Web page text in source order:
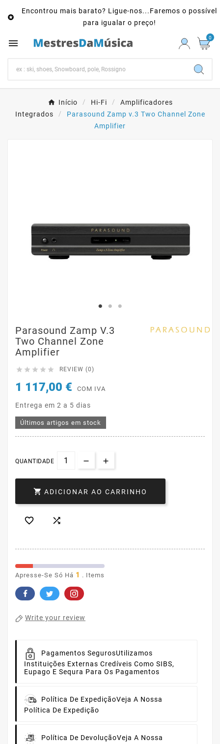

Encontrou mais barato? Ligue-nos...Faremos o possível
para igualar o preço!
 0
Início Hi-Fi
Amplificadores
Integrados
Parasound Zamp v.3 Two Channel Zone
Amplifier
Parasound Zamp V.3
Two Channel Zone
Amplifier
     REVIEW (0)
1 117,00 € COM IVA
Entrega em 2 a 5 dias
Últimos artigos em stock
QUANTIDADE
 ADICIONAR AO CARRINHO
 
Apresse-Se Só Há 1 . Items
Write your review
Pagamentos SegurosUtilizamos
Instituições Externas Credíveis Como SIBS,
Eupago E Sequra Para Os Pagamentos
Política De ExpediçãoVeja A Nossa
Política De Expedição
Política De DevoluçãoVeja A Nossa